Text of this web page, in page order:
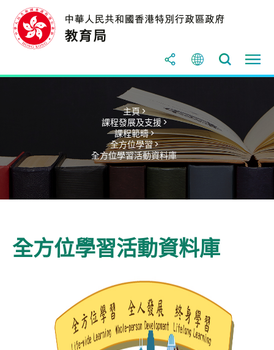
主頁 >
課程發展及支援 >
課程範疇 >
全方位學習 >
全方位學習活動資料庫
全方位學習活動資料庫